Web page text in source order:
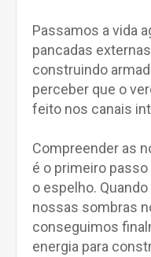
Passamos a vida
pancadas
construindo
perceber que o
feito nos canais
Compreender as
é o primeiro
o espelho.
nossas sombras
conseguimos
energia para